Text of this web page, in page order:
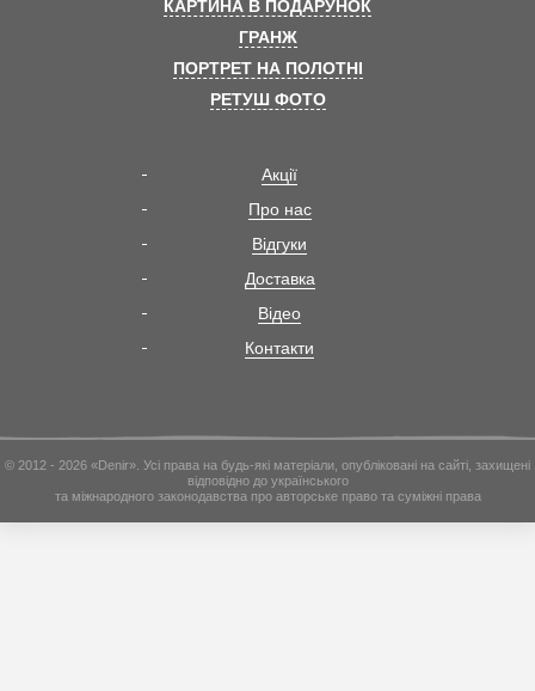
КАРТИНА В ПОДАРУНОК
ГРАНЖ
ПОРТРЕТ НА ПОЛОТНІ
РЕТУШ ФОТО
Акції
Про нас
Відгуки
Доставка
Відео
Контакти
© 2012 - 2026 «Denir». Усі права на будь-які матеріали, опубліковані на сайті, захищені
відповідно до українського
та міжнародного законодавства про авторське право та суміжні права